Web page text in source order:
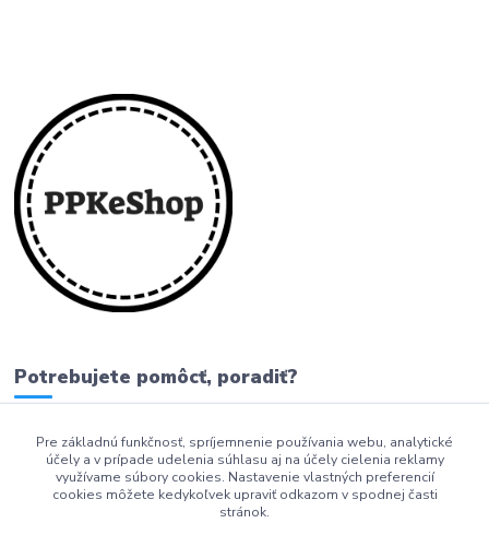
Potrebujete pomôcť, poradiť?
0911 279 230
info@ppkeshop.sk
Pre základnú funkčnosť, spríjemnenie používania webu, analytické
účely a v prípade udelenia súhlasu aj na účely cielenia reklamy
využívame súbory cookies. Nastavenie vlastných preferencií
cookies môžete kedykoľvek upraviť odkazom v spodnej časti
stránok.